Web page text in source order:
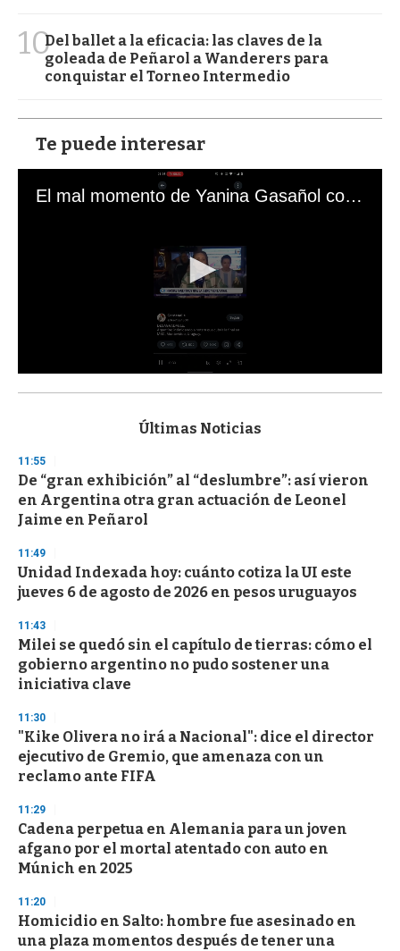
10Del ballet a la eficacia: las claves de la
goleada de Peñarol a Wanderers para
conquistar el Torneo Intermedio
Te puede interesar
El mal momento de Yanina Gasañol con un hincha argentino en "Subrayado"
s
d
s
o
f
3
s
e
c
o
d
s
Últimas Noticias
11:55
De “gran exhibición” al “deslumbre”: así vieron
en Argentina otra gran actuación de Leonel
Jaime en Peñarol
11:49
Unidad Indexada hoy: cuánto cotiza la UI este
jueves 6 de agosto de 2026 en pesos uruguayos
11:43
Milei se quedó sin el capítulo de tierras: cómo el
gobierno argentino no pudo sostener una
iniciativa clave
11:30
"Kike Olivera no irá a Nacional": dice el director
ejecutivo de Gremio, que amenaza con un
reclamo ante FIFA
11:29
Cadena perpetua en Alemania para un joven
afgano por el mortal atentado con auto en
Múnich en 2025
11:20
Homicidio en Salto: hombre fue asesinado en
una plaza momentos después de tener una